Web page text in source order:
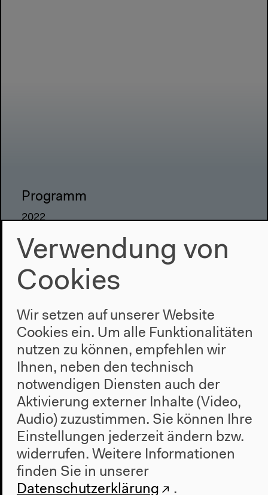
Programm
2022
Das Anthropozän am HKW
Haus
Architektur
Geschichte
Besuch
Anfahrt
Barrierefreiheit
Webshop
Kontakt
Presse
Team
Verwendung von
Cookies
Wir setzen auf unserer Website
Cookies ein. Um alle Funktionalitäten
nutzen zu können, empfehlen wir
Ihnen, neben den technisch
notwendigen Diensten auch der
Aktivierung externer Inhalte (Video,
Audio) zuzustimmen. Sie können Ihre
Einstellungen jederzeit ändern bzw.
widerrufen. Weitere Informationen
finden Sie in unserer
Datenschutzerklärung
.